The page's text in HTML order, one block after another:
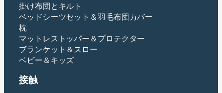
掛け布団とキルト
ベッドシーツセット＆羽毛布団カバー
枕
マットレストッパー＆プロテクター
ブランケット＆スロー
ベビー＆キッズ
接触